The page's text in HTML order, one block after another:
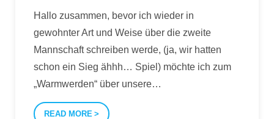
Hallo zusammen, bevor ich wieder in
gewohnter Art und Weise über die zweite
Mannschaft schreiben werde, (ja, wir hatten
schon ein Sieg ähhh… Spiel) möchte ich zum
„Warmwerden“ über unsere…
READ MORE